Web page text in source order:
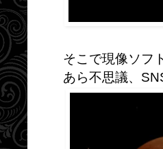
そこで現像ソフ
あら不思議、